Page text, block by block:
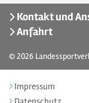
Kontakt und
Anfahrt
© 2026
Impressum